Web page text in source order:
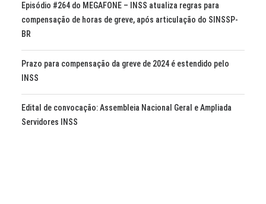
Episódio #264 do MEGAFONE – INSS atualiza regras para
compensação de horas de greve, após articulação do SINSSP-
BR
Prazo para compensação da greve de 2024 é estendido pelo
INSS
Edital de convocação: Assembleia Nacional Geral e Ampliada
Servidores INSS